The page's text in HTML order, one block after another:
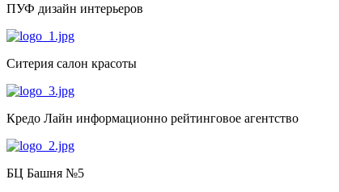
ПУФ дизайн интерьеров
Ситерия салон красоты
Кредо Лайн информационно рейтинговое агентство
БЦ Башня №5